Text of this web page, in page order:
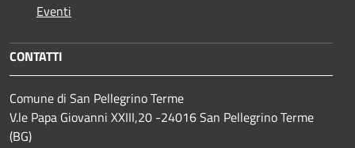
Eventi
CONTATTI
Comune di San Pellegrino Terme
V.le Papa Giovanni XXIII,20 -24016 San Pellegrino Terme
(BG)